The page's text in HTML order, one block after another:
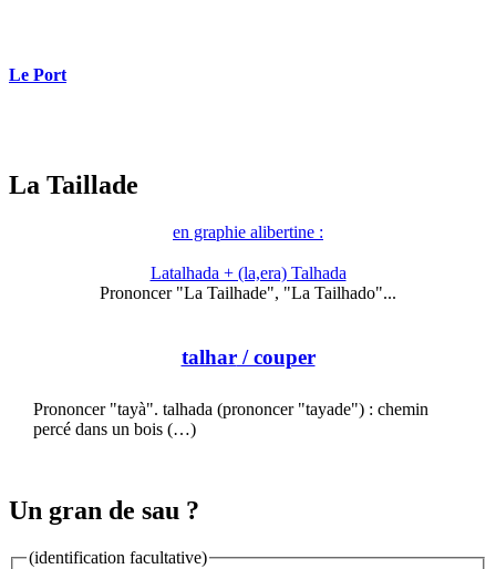
Le Port
La Taillade
en graphie alibertine :
Latalhada + (la,era) Talhada
Prononcer "La Tailhade", "La Tailhado"...
talhar/ couper
Prononcer "tayà". talhada (prononcer "tayade") : chemin
percé dans un bois (…)
Un gran de sau ?
(identification facultative)